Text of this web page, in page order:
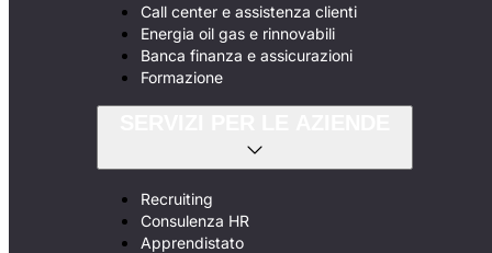
Call center e assistenza clienti
Energia oil gas e rinnovabili
Banca finanza e assicurazioni
Formazione
Recruiting
Consulenza HR
Apprendistato